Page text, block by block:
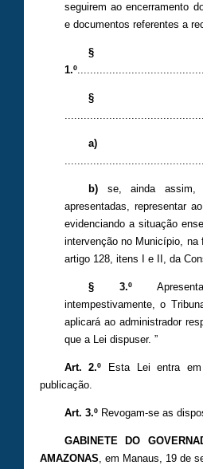
seguirem ao encerramento
e documentos referentes a
§
1.º
§
a)
b) se, ainda assim,
apresentadas, representar
evidenciando a situação
intervenção no Município, na
artigo 128, itens I e II, da
§ 3.º
intempestivamente, o
aplicará ao administrador
que a Lei dispuser. ”
Art. 2.º Esta Lei entra
publicação.
Art. 3.ºRevogam-se as
GABINETE DO
AMAZONAS, em Manaus, 19 de